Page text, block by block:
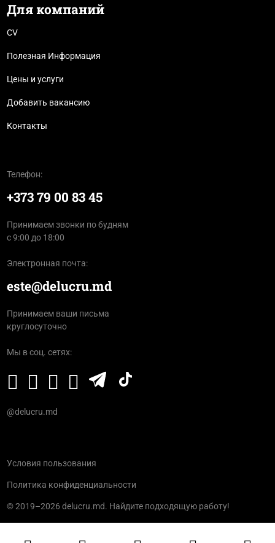
Для компаний
CV
Полезная Информация
Цены и услуги
Добавить вакансию
Контакты
Телефон:
+373 79 00 83 45
Принимаем звонки по будням
с 9:00 до 18:00
Электронная почта:
este@delucru.md
Принимаем ваши письма
круглосуточно
Мы в соц. сетях:
@delucru.md
© 2019–2026 delucru.md. Найдите подходящую работу!
Условия пользования
Политика конфиденциальности